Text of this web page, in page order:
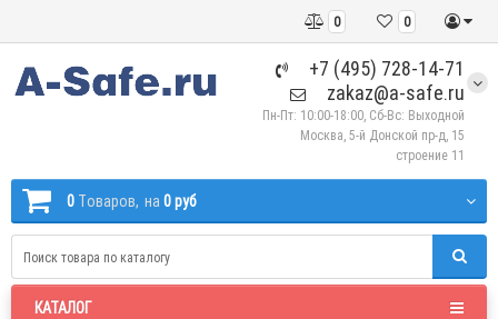
0
0
+7 (495) 728-14-71
zakaz@a-safe.ru
Пн-Пт: 10:00-18:00, Сб-Вс: Выходной
Москва, 5-й Донской пр-д, 15
строение 11
0 Tоваров, на 0 руб
КАТАЛОГ